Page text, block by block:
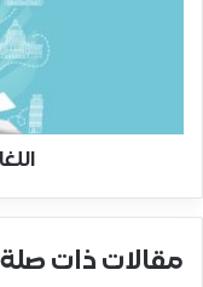
مقالات ذات صلة